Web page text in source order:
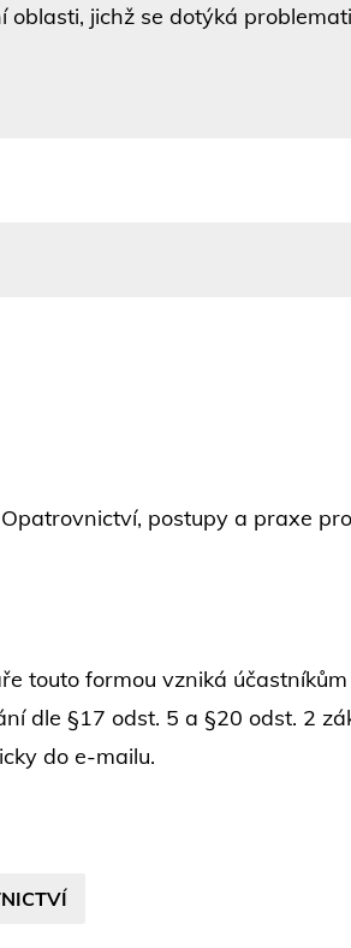
oblasti, jichž se dotýká
postupy a praxe
touto formou vzniká
dle §17 odst. 5 a §20 odst. 2
do e-mailu.